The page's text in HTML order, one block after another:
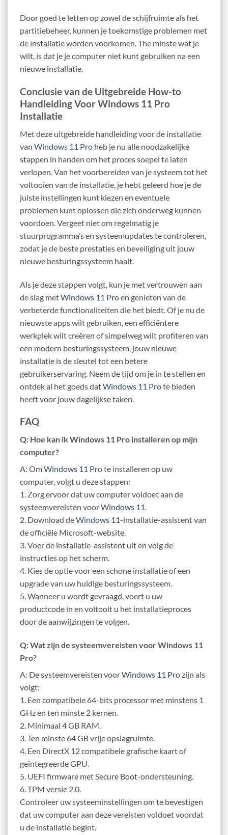
Door goed te letten op zowel de schijfruimte als het
partitiebeheer, kunnen je toekomstige problemen met
de installatie worden voorkomen. The minste wat je
wilt, is dat je je computer niet kunt gebruiken na een
nieuwe installatie.
Conclusie van de Uitgebreide How-to
Handleiding Voor Windows 11 Pro
Installatie
Met deze uitgebreide handleiding voor de installatie
van Windows 11 Pro heb je nu alle noodzakelijke
stappen in handen om het proces soepel te laten
verlopen. Van het voorbereiden van je systeem tot het
voltooien van de installatie, je hebt geleerd hoe je de
juiste instellingen kunt kiezen en eventuele
problemen kunt oplossen die zich onderweg kunnen
voordoen. Vergeet niet om regelmatig je
stuurprogramma’s en systeemupdates te controleren,
zodat je de beste prestaties en beveiliging uit jouw
nieuwe besturingssysteem haalt.
Als je deze stappen volgt, kun je met vertrouwen aan
de slag metWindows 11 Proen genieten van de
verbeterde functionaliteiten die het biedt. Of je nu de
nieuwste apps wilt gebruiken, een efficiëntere
werkplek wilt creëren of simpelweg wilt profiteren van
een modern besturingssysteem, jouw nieuwe
installatie is de sleutel tot een betere
gebruikerservaring. Neem de tijd om je in te stellen en
ontdek al het goeds datWindows 11 Prote bieden
heeft voor jouw dagelijkse taken.
FAQ
Q: Hoe kan ik Windows 11 Pro installeren op mijn
computer?
A: OmWindows 11 Prote installeren op uw
computer, volgt u deze stappen:
1. Zorg ervoor dat uw computer voldoet aan de
systeemvereisten voorWindows 11.
2. Download deWindows 11-installatie-assistent van
de officiële Microsoft-website.
3. Voer de installatie-assistent uit en volg de
instructies op het scherm.
4. Kies de optie voor een schone installatie of een
upgrade van uw huidige besturingssysteem.
5. Wanneer u wordt gevraagd, voert u uw
productcode in en voltooit u het installatieproces
door de aanwijzingen te volgen.
Q: Wat zijn de systeemvereisten voor Windows 11
Pro?
A: De systeemvereisten voorWindows 11 Prozijn als
volgt:
1. Een compatibele 64-bits processor met minstens 1
GHz en ten minste 2 kernen.
2. Minimaal 4 GB RAM.
3. Ten minste 64 GB vrije opslagruimte.
4. Een DirectX 12 compatibele grafische kaart of
geïntegreerde GPU.
5. UEFI firmware met Secure Boot-ondersteuning.
6. TPM versie 2.0.
Controleer uw systeeminstellingen om te bevestigen
dat uw computer aan deze vereisten voldoet voordat
u de installatie begint.